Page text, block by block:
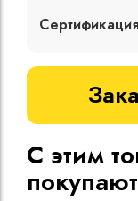
С этим
покупают